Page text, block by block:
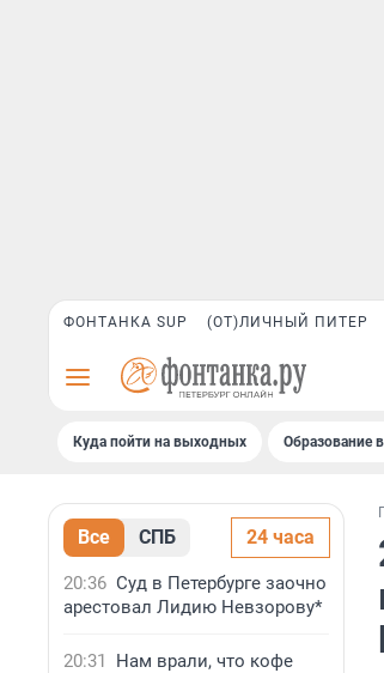
ФОНТАНКА SUP (ОТ)ЛИЧНЫЙ ПИТЕР
Куда пойти на выходных Образование
Все СПБ 24 часа
20:36 Суд в Петербурге заочно
арестовал Лидию Невзорову*
20:31
Нам врали, что кофе